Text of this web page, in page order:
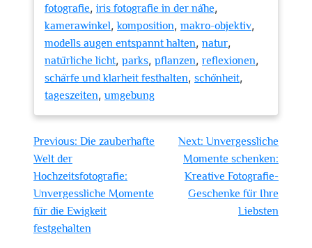
fotografie, iris fotografie in der nähe,
kamerawinkel,komposition, makro-objektiv,
modells augen entspannt halten, natur,
natürliche licht, parks, pflanzen, reflexionen,
schärfe und klarheit festhalten, schönheit,
tageszeiten, umgebung
Beitragsnavigation
Previous: Die zauberhafte
Welt der
Hochzeitsfotografie:
Unvergessliche Momente
für die Ewigkeit
festgehalten
Next: Unvergessliche
Momente schenken:
Kreative Fotografie-
Geschenke für Ihre
Liebsten